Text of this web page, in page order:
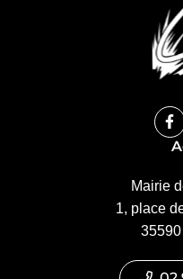
Mairie
1, place